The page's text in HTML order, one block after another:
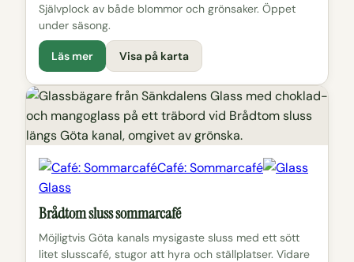
Självplock av både blommor och grönsaker. Öppet
under säsong.
Läs mer Visa på karta
Café: Sommarcafé
Glass
Brådtom sluss sommarcafé
Möjligtvis Göta kanals mysigaste sluss med ett sött
litet slusscafé, stugor att hyra och ställplatser. Vidare